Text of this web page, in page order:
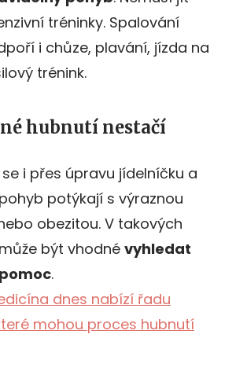
tréninky. Spalování
i chůze, plavání, jízda na
trénink.
hubnutí nestačí
i přes úpravu jídelníčku a
potýkají s výraznou
obezitou. V takových
být vhodnévyhledat
.
dnes nabízí řadu
mohou proces hubnutí